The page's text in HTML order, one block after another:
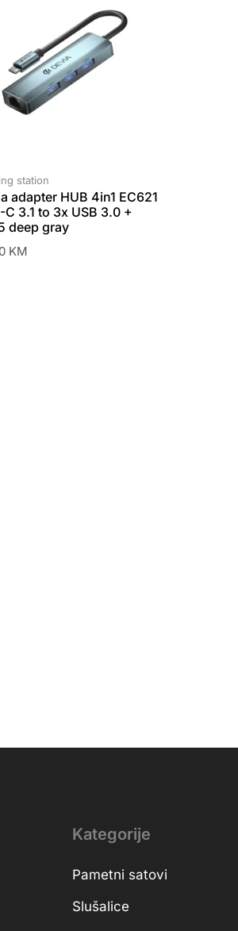
station
adapter HUB 4in1 EC621
C 3.1 to 3x USB 3.0 +
deep gray
KM
Kategorije
Pametni satovi
Slušalice